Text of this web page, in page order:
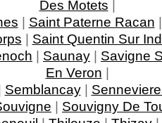
Des Motets |
| Saint Paterne Racan
| Saint Quentin Sur
| Saunay | Savigne
En Veron |
Semblancay|
| Souvigny De